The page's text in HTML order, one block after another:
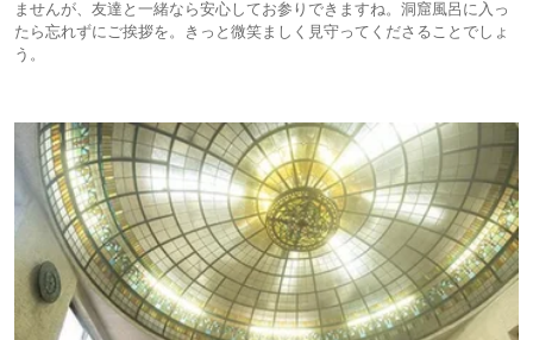
ませんが、友達と一緒なら安心してお参りできますね。洞窟風呂に入っ
たら忘れずにご挨拶を。きっと微笑ましく見守ってくださることでしょ
う。